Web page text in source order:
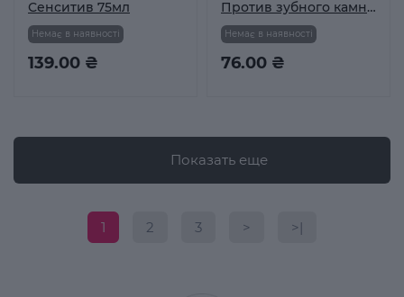
Сенситив 75мл
139.00 ₴
Немає в наявності
Против зубного камня
100% Экологическая
упаковка 75 мл
76.00 ₴
Немає в наявності
Показать еще
1 2 3 > >|